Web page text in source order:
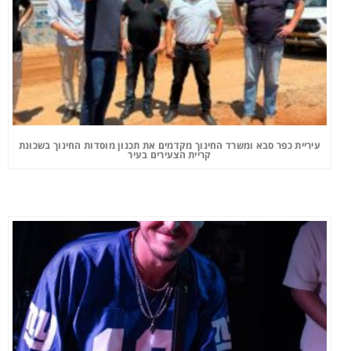
עיריית כפר סבא ומשרד החינוך מקדמים את תכנון מוסדות החינוך בשכונת
קריית הצעירים בעיר